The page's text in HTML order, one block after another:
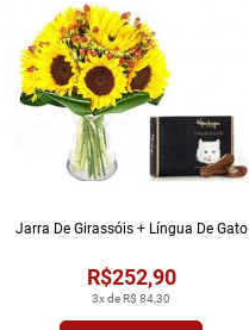
3x de R$ 84,30
R$252,90
Jarra De Girassóis + Língua De Gato